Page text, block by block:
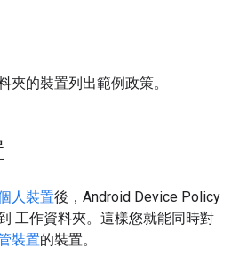
夾的裝置列出範例政策。
人裝置後，Android Device Policy
工作資料夾。這樣您就能同時對
裝置的裝置。